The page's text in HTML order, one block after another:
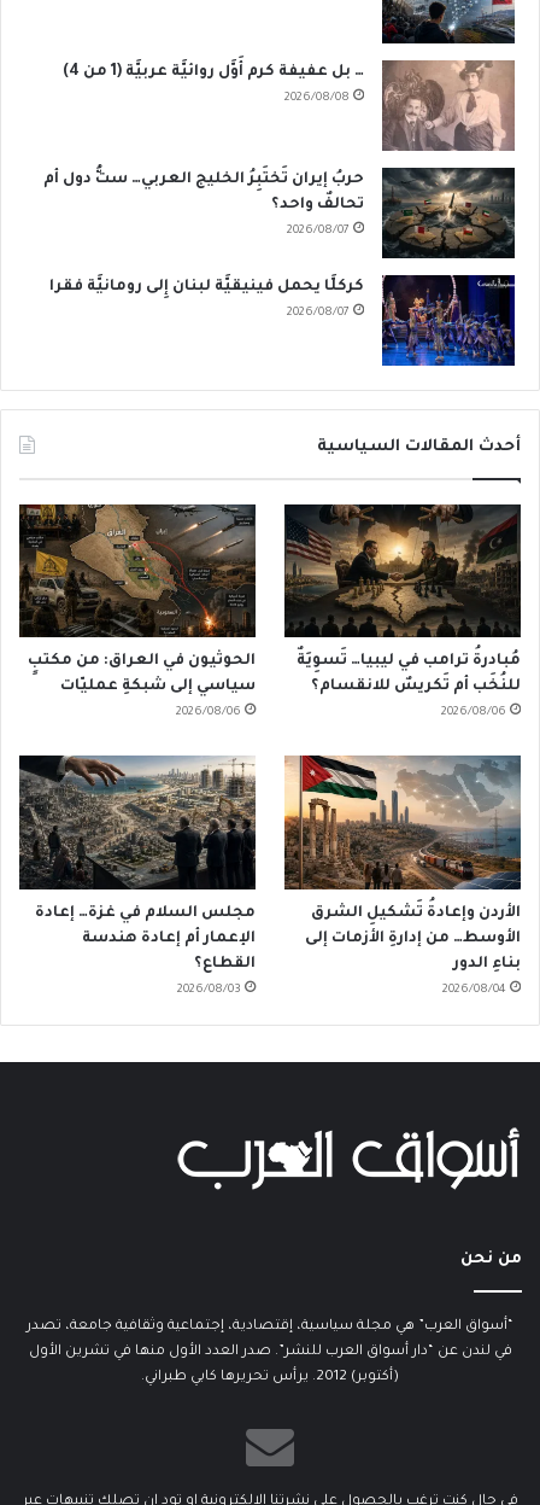
… بل عفيفة كرم أَوَّل روائيَّة عربيَّة (1 من 4)
2026/08/08
حربُ إيران تَختَبِرُ الخليج العربي… ستُّ دول أم
تحالفٌ واحد؟
2026/08/07
كركلَّا يحمل فينيقيَّة لبنان إِلى رومانيَّة فقرا
2026/08/07
أحدث المقالات السياسية
مُبادرةُ ترامب في ليبيا… تَسوِيَةٌ
للنُخَب أم تَكريسٌ للانقسام؟
2026/08/06
الحوثيون في العراق: من مكتبٍ
سياسي إلى شبكةِ عمليّات
2026/08/06
الأردن وإعادةُ تَشكيلِ الشرق
الأوسط… من إدارةِ الأزمات إلى
بناءِ الدور
2026/08/04
مجلس السلام في غزة… إعادة
الإعمار أم إعادة هندسة
القطاع؟
2026/08/03
من نحن
“أسواق العرب” هي مجلة سياسية، إقتصادية، إجتماعية وثقافية جامعة، تصدر
في لندن عن “دار أسواق العرب للنشر”. صدر العدد الأول منها في تشرين الأول
(أكتوبر) 2012. يرأس تحريرها كابي طبراني.
في حال كنت ترغب بالحصول على نشرتنا الإلكترونية او تود ان تصلك تنبيهات عبر